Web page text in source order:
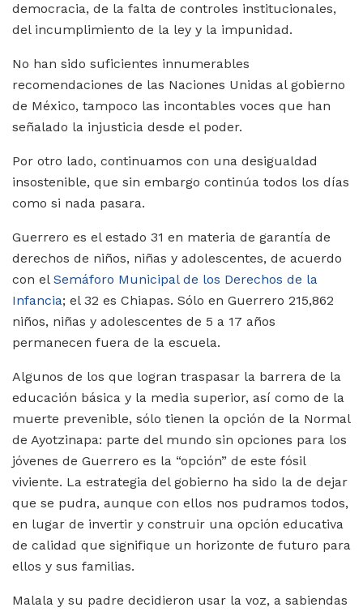
democracia, de la falta de controles institucionales,
del incumplimiento de la ley y la impunidad.
No han sido suficientes innumerables
recomendaciones de las Naciones Unidas al gobierno
de México, tampoco las incontables voces que han
señalado la injusticia desde el poder.
Por otro lado, continuamos con una desigualdad
insostenible, que sin embargo continúa todos los días
como si nada pasara.
Guerrero es el estado 31 en materia de garantía de
derechos de niños, niñas y adolescentes, de acuerdo
con el Semáforo Municipal de los Derechos de la
Infancia; el 32 es Chiapas. Sólo en Guerrero 215,862
niños, niñas y adolescentes de 5 a 17 años
permanecen fuera de la escuela.
Algunos de los que logran traspasar la barrera de la
educación básica y la media superior, así como de la
muerte prevenible, sólo tienen la opción de la Normal
de Ayotzinapa: parte del mundo sin opciones para los
jóvenes de Guerrero es la “opción” de este fósil
viviente. La estrategia del gobierno ha sido la de dejar
que se pudra, aunque con ellos nos pudramos todos,
en lugar de invertir y construir una opción educativa
de calidad que signifique un horizonte de futuro para
ellos y sus familias.
Malala y su padre decidieron usar la voz, a sabiendas